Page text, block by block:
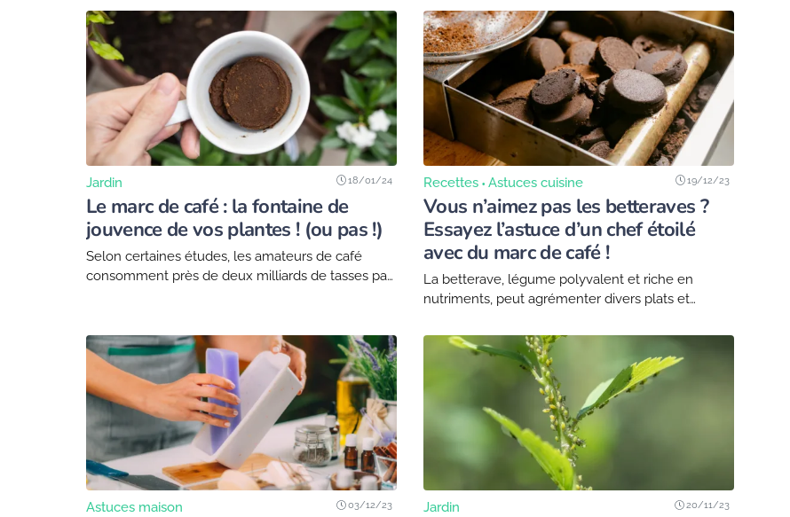
Le marc de café : la fontaine de
jouvence de vos plantes ! (ou pas !)
Jardin
Selon certaines études, les amateurs de café
consomment près de deux milliards de tasses par
18/01/24
Vous n’aimez pas les betteraves ?
Essayez l’astuce d’un chef étoilé
avec du marc de café !
Recettes Astuces cuisine
La betterave, légume polyvalent et riche en
nutriments, peut agrémenter divers plats et
certaines personnes. Heureusement, un chef
étoilé a imaginé une solution...
19/12/23
Astuces maison 03/12/23 Jardin 20/11/23